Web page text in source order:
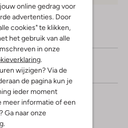
online gedrag voor
advertenties. Door
cookies" te klikken,
het gebruik van alle
in onze
.
wijzigen? Via de
de pagina kun je
ieder moment
meer informatie of een
Ga naar onze
.
4/5